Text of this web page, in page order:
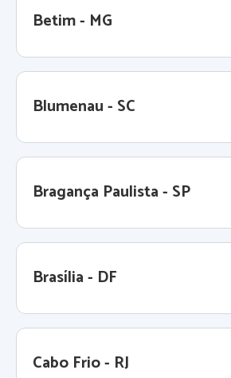
Betim - MG
Blumenau - SC
Bragança Paulista - SP
Brasília - DF
Cabo Frio - RJ